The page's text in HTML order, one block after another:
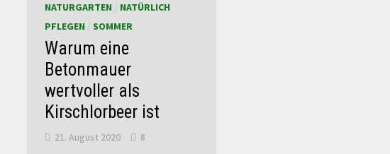
NATURGARTEN
NATÜRLICH
PFLEGEN /SOMMER
Warum eine
Betonmauer
wertvoller als
Kirschlorbeer ist
21. August 2020 8